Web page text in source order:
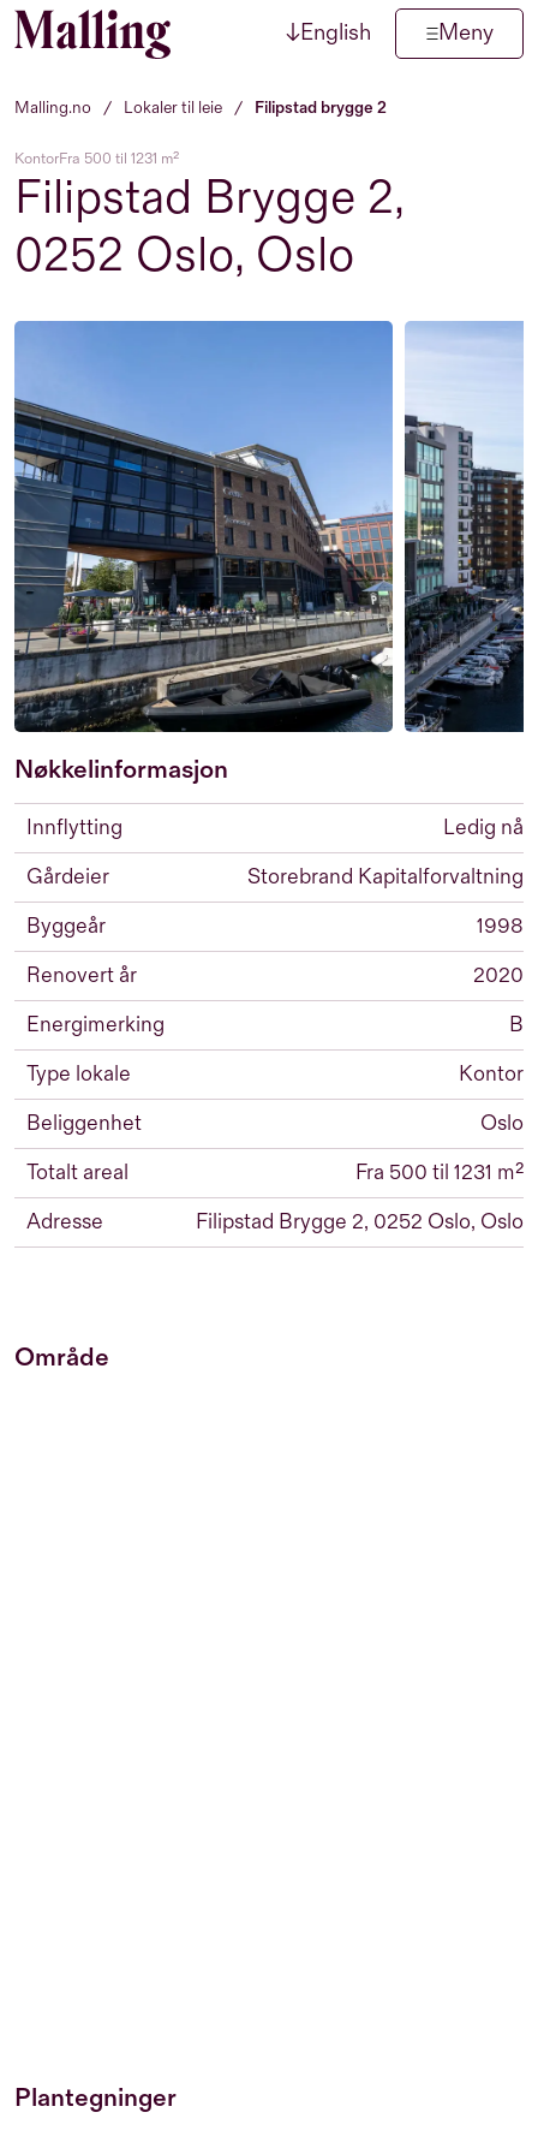
Hopp til innhold ↓English Meny
Malling.no / Lokaler til leie / Filipstad brygge 2
KontorFra 500 til 1231 m²
Filipstad Brygge 2,
0252 Oslo, Oslo
Nøkkelinformasjon
Innflytting
Ledig nå
Gårdeier
Storebrand Kapitalforvaltning
Byggeår
1998
Renovert år
2020
Energimerking
B
Type lokale
Kontor
Beliggenhet
Oslo
Totalt areal
Fra 500 til 1231 m²
Adresse
Filipstad Brygge 2, 0252 Oslo, Oslo
Område
Plantegninger